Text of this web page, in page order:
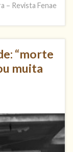
– Revista Fenae
“morte
muita